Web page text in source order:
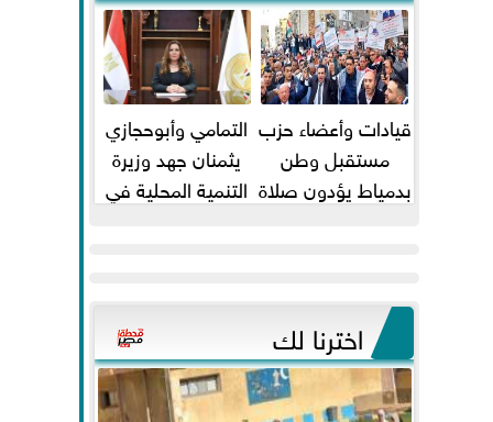
قيادات وأعضاء حزب
مستقبل وطن
بدمياط يؤدون صلاة
التمامي وأبوحجازي
يثمنان جهد وزيرة
التنمية المحلية في
اخترنا لك